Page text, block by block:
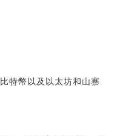
特幣以及以太坊和山寨